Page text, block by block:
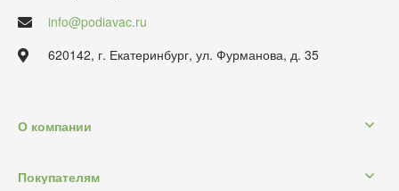
info@podiavac.ru
620142, г. Екатеринбург, ул. Фурманова, д. 35
О компании
Покупателям